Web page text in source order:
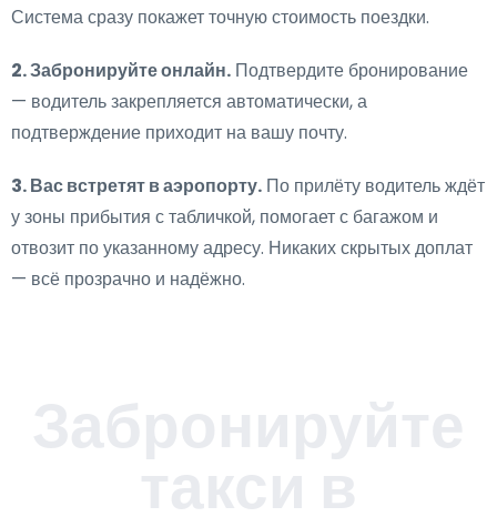
Система сразу покажет точную стоимость поездки.
2. Забронируйте онлайн. Подтвердите бронирование
— водитель закрепляется автоматически, а
подтверждение приходит на вашу почту.
3. Вас встретят в аэропорту. По прилёту водитель ждёт
у зоны прибытия с табличкой, помогает с багажом и
отвозит по указанному адресу. Никаких скрытых доплат
— всё прозрачно и надёжно.